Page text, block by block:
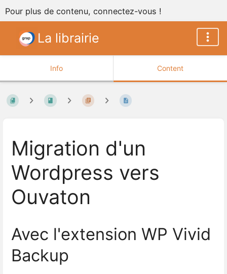
Pour plus de contenu, connectez-vous !
La librairie
Info Content
Migration d'un
Wordpress vers
Ouvaton
Avec l'extension WP Vivid
Backup